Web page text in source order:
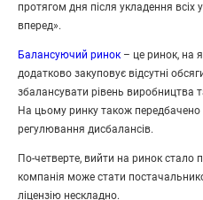
протягом дня після укладення всіх
вперед».
Балансуючий ринок – це ринок, на
додатково закуповує відсутні
збалансувати рівень виробництва
На цьому ринку також передбачено
регулювання дисбалансів.
По-четверте, вийти на ринок стало
компанія може стати
ліцензію нескладно.